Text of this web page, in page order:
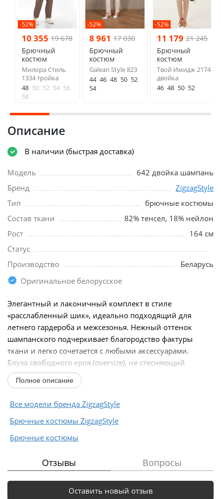
-52%
10 355 19 678
Брючный
костюм
Милора Стиль
1334 тройка
48 50 52 54 56
58
-52%
8 961 17 030
Брючный
костюм
Galean Style 823
44 46 48 50 52
54
-52%
11 179 21 245
Брючный
костюм
Твой Имидж 2174
двойка
46 48 50 52
Описание
В наличии (быстрая доставка)
Модель
642 двойка шампань
Бренд
ZigzagStyle
Тип
брючные костюмы
Состав ткани
82% тенсел, 18% нейлон
Рост
164 см
Статус
Производство
Беларусь
Оригинальное белорусское
Элегантный и лаконичный комплект в стиле
«расслабленный шик», идеально подходящий для
летнего гардероба и межсезонья. Нежный оттенок
шампанского подчеркивает благородство фактуры
ткани и легко сочетается с любыми аксессуарами.
Блуза свободного кроя (oversize), не стесняющий
движений...
Полное описание
Все модели бренда ZigzagStyle
Брючные костюмы ZigzagStyle
Брючные костюмы
Отзывы Вопросы
Оставить новый отзыв